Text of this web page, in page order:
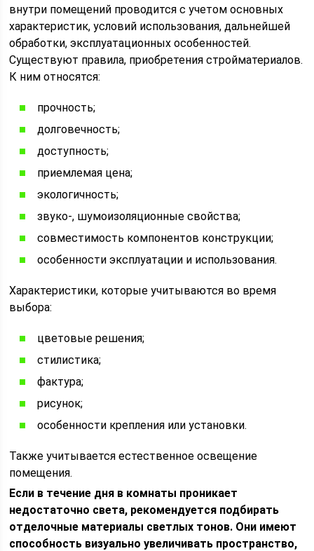
внутри помещений проводится с учетом основных
характеристик, условий использования, дальнейшей
обработки, эксплуатационных особенностей.
Существуют правила, приобретения стройматериалов.
К ним относятся:
прочность;
долговечность;
доступность;
приемлемая цена;
экологичность;
звуко-, шумоизоляционные свойства;
совместимость компонентов конструкции;
особенности эксплуатации и использования.
Характеристики, которые учитываются во время
выбора:
цветовые решения;
стилистика;
фактура;
рисунок;
особенности крепления или установки.
Также учитывается естественное освещение
помещения.
Если в течение дня в комнаты проникает
недостаточно света, рекомендуется подбирать
отделочные материалы светлых тонов. Они имеют
способность визуально увеличивать пространство,